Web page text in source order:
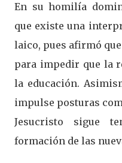
En su homilía
que existe una
laico, pues afirmó
para impedir que la
la educación.
impulse posturas
Jesucristo sigue
formación de las